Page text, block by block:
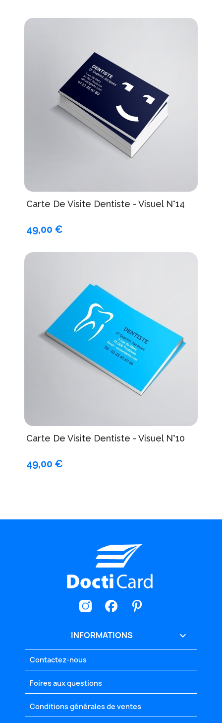
Carte De Visite Dentiste - Visuel N°14
49,00 €
Carte De Visite Dentiste - Visuel N°10
49,00 €
INFORMATIONS 
Contactez-nous
Foires aux questions
Conditions générales de ventes